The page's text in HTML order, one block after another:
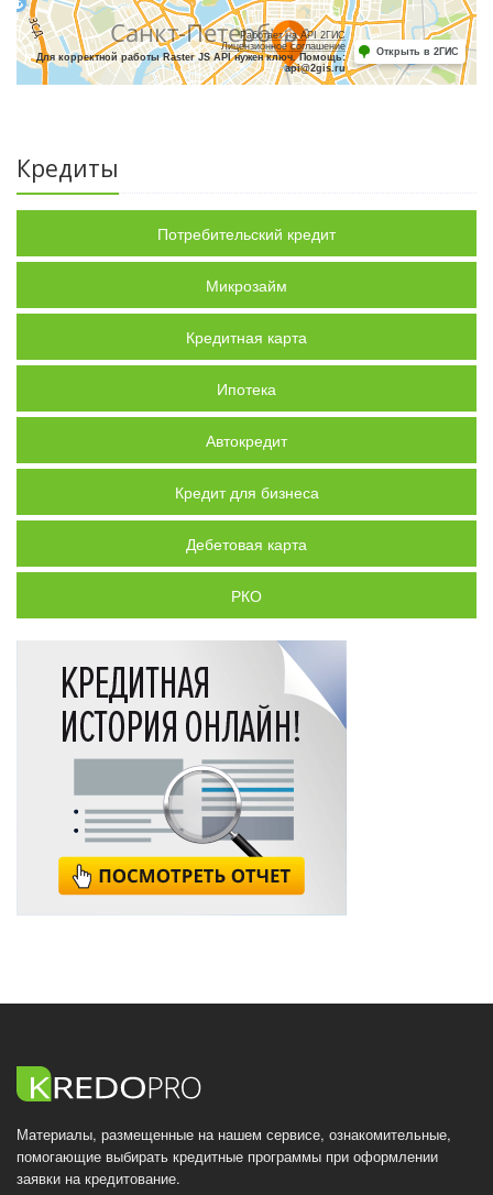
Работает на API 2ГИС
Лицензионное соглашение
Для корректной работы Raster JS API нужен ключ. Помощь:
api@2gis.ru
Открыть в 2ГИС
Кредиты
Потребительский кредит
Микрозайм
Кредитная карта
Ипотека
Автокредит
Кредит для бизнеса
Дебетовая карта
РКО
Материалы, размещенные на нашем сервисе, ознакомительные,
помогающие выбирать кредитные программы при оформлении
заявки на кредитование.